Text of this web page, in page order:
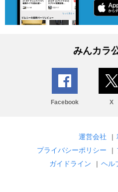
みんカラ
Facebook X
運営会社 |
プライバシーポリシー
|
ガイドライン
| ヘル